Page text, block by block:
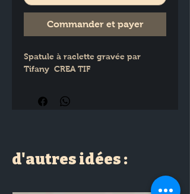
Commander et payer
Spatule à raclette gravée par
Tifany  CREA TIF
d'autres idées :